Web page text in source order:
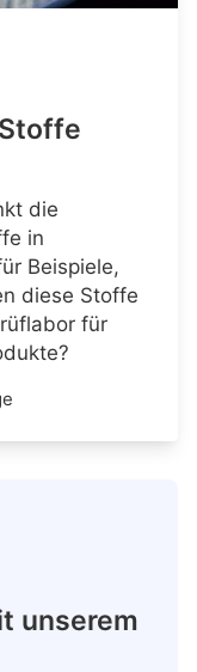
die
in
Beispiele,
diese Stoffe
für
unserem